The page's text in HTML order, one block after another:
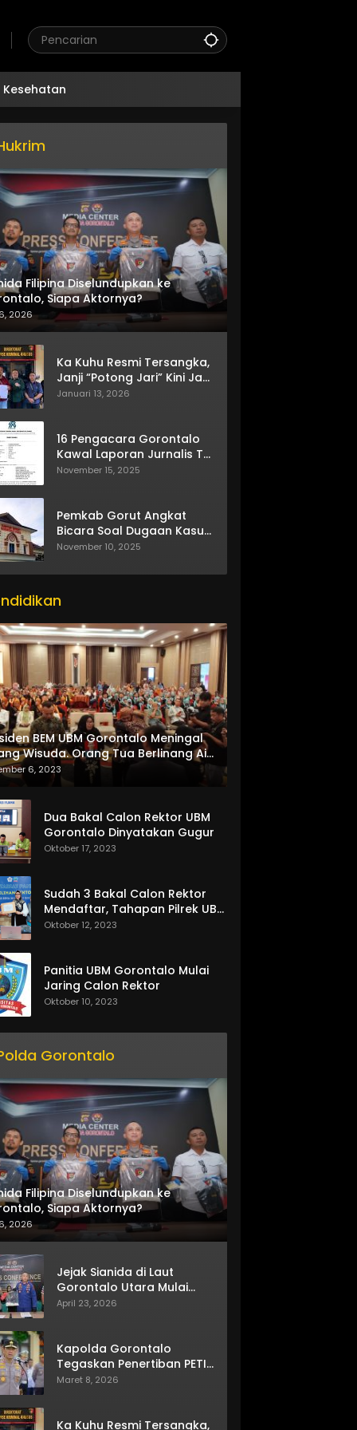
Kesehatan
Filipina Diselundupkan ke
Siapa Aktornya?
2026
Ka Kuhu Resmi Tersangka,
Janji “Potong Jari” Kini Jadi
Bumerang
Januari 13, 2026
16 Pengacara Gorontalo
Kawal Laporan Jurnalis TV
One
November 15, 2025
Pemkab Gorut Angkat
Bicara Soal Dugaan Kasus
Asusila Oknum ASN
November 10, 2025
BEM UBM Gorontalo Meningal
Wisuda. Orang Tua Berlinang Air
Menerima SKL dan Pemasangan
6, 2023
Dua Bakal Calon Rektor UBM
Gorontalo Dinyatakan Gugur
Oktober 17, 2023
Sudah 3 Bakal Calon Rektor
Mendaftar, Tahapan Pilrek UBM
Gorontalo Makin Seru
Oktober 12, 2023
Panitia UBM Gorontalo Mulai
Jaring Calon Rektor
Oktober 10, 2023
Gorontalo
Filipina Diselundupkan ke
Siapa Aktornya?
2026
Jejak Sianida di Laut
Gorontalo Utara Mulai
Terkuak
April 23, 2026
Kapolda Gorontalo
Tegaskan Penertiban PETI
Terus Berjalan
Maret 8, 2026
Ka Kuhu Resmi Tersangka,